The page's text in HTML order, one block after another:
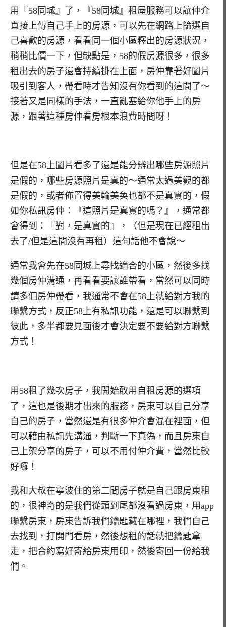
用『58同城』了，『58同城』租屋服務可以讓仲介
直接上傳自己手上的房源，可以先在網路上篩選自
己喜歡的房源，看看同一個小區釋出的房源狀況，
稍稍比價一下，但缺點是，58的假房源很多，很多
租出去的房子還會持續掛在上面，房仲靠著好圖片
吸引到客人，帶看時才告知沒有你看到的這間了～
接著又是同樣的手法，一直亂塞給你他手上的房
源，跟著這種房仲看房根本浪費時間呀！
但是在58上圖片看多了還是能分辨出哪些房源照片
是假的，哪些房源照片是真的～通常太過美觀的都
是假的，或者佈置得美輪美奐也都不是真實的，假
如你私訊房仲：『這照片是真實的嗎？』，通常都
會得到：『對，是真實的』，（但是現在已經租出
去了/但是這間沒有再租）這句話他不會說～
通常我會先在58同城上尋找適合的小區，然後多找
幾個房仲溝通，再看看要讓誰帶看，當然可以同時
請多個房仲帶看，我通常不會在58上就給對方我的
聯繫方式，反正58上有私訊功能，還是可以聯繫到
彼此，多半都要見面後才會決定要不要給對方聯繫
方式！
用58租了幾次房子，我開始敢用自租房源的選項
了，這也是後期才出來的服務，房東可以自己分享
自己的房子，當然還是有很多仲介會混在裡面，但
可以藉由私訊先溝通，判斷一下真偽，而且房東自
己上架分享的房子，可以不用付仲介費，當然比較
好囉！
我和大叔在寧波住的第二間房子就是自己跟房東租
的，很神奇的是我們從頭到尾都沒看過房東，用app
聯繫房東，房東告訴我們鑰匙藏在哪裡，我們自己
去找到，打開門看房，然後想租的話就把鑰匙拿
走，把合約寫好寄給房東用印，然後寄回一份給我
們。